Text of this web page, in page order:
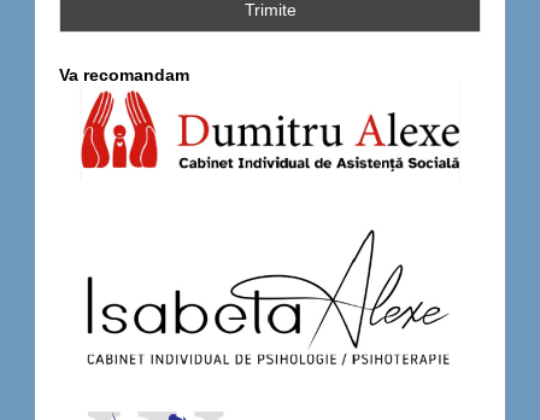
Va recomandam